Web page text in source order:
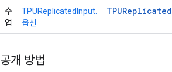
수
업
TPUReplicatedInput.
옵션
TPUReplicated
공개 방법